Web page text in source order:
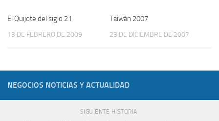
El Quijote del siglo 21
13 DE FEBRERO DE 2009
Taiwán 2007
23 DE DICIEMBRE DE 2007
NEGOCIOS NOTICIAS Y ACTUALIDAD
SIGUIENTE HISTORIA